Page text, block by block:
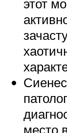
этот
место